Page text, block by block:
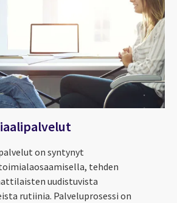
on syntynyt
tehden
uudistuvista
rutiinia. Palveluprosessi on